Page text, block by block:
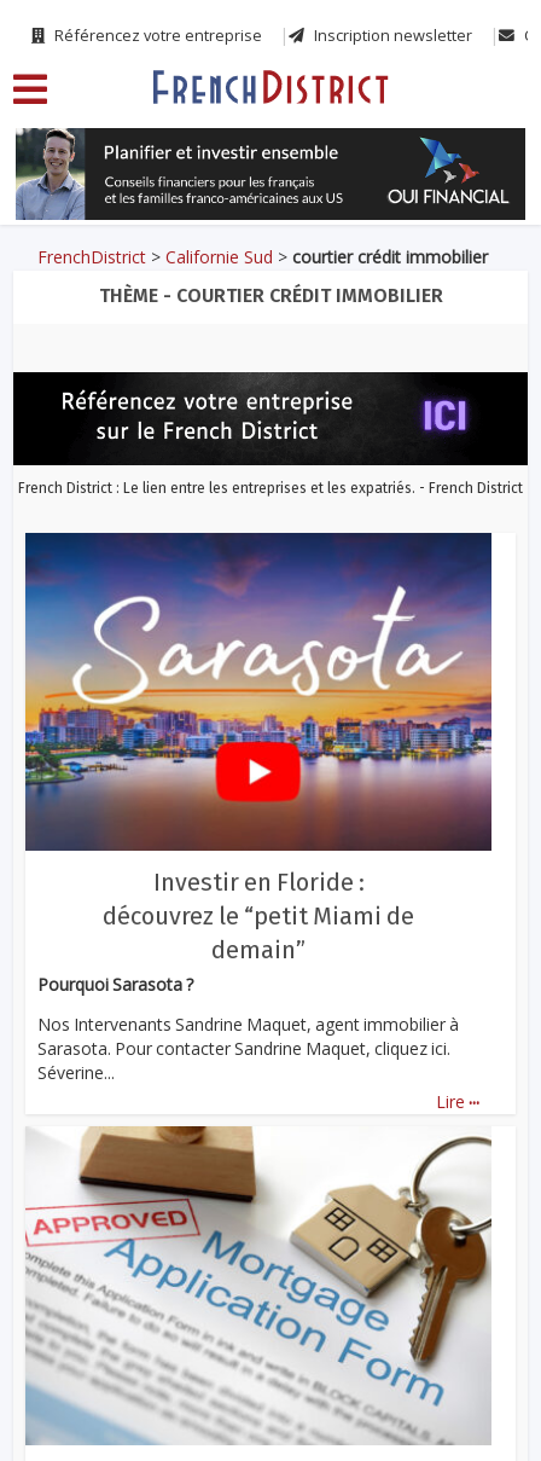
Référencez votre entreprise Inscription newsletter
FrenchDistrict >Californie Sud >courtier crédit immobilier
THÈME - COURTIER CRÉDIT IMMOBILIER
French District : Le lien entre les entreprises et les expatriés. - French District
Investir en Floride :
découvrez le “petit Miami de
demain”
Pourquoi Sarasota ?
Nos Intervenants Sandrine Maquet, agent immobilier à
Sarasota. Pour contacter Sandrine Maquet, cliquez ici.
Séverine...
Lire ...